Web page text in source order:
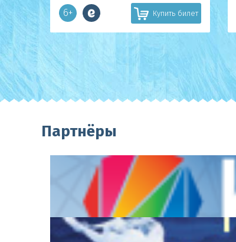
6+ Купить билет
Партнёры